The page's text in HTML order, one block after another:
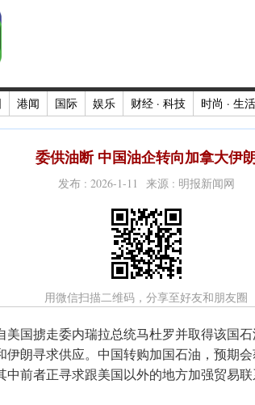
港闻 国际 娱乐 财经 · 科技 时尚 · 生活
委供油断 中国油企转向加拿大伊
发布 : 2026-1-11 来源 : 明报新闻网
用微信扫描二维码，分享至好友和朋友圈
美国掳走委内瑞拉总统马杜罗并取得该国
伊朗寻求供应。中国转购加国石油，预期
前者正寻求跟美国以外的地方加强贸易联